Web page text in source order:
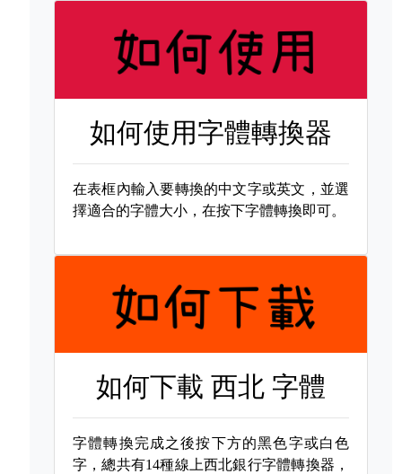
如何使用字體轉換器
在表框內輸入要轉換的中文字或英文，並選
擇適合的字體大小，在按下字體轉換即可。
如何下載西北 字體
字體轉換完成之後按下方的黑色字或白色
字，總共有14種線上西北銀行字體轉換器，